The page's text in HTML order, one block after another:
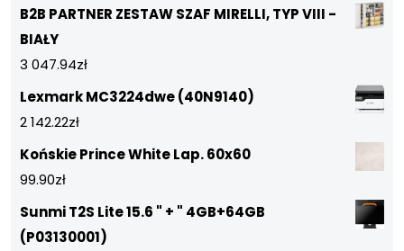
B2B PARTNER ZESTAW SZAF MIRELLI, TYP VIII -
BIAŁY
3 047.94zł
Lexmark MC3224dwe (40N9140)
2 142.22zł
Końskie Prince White Lap. 60x60
99.90zł
Sunmi T2S Lite 15.6 " + " 4GB+64GB
(P03130001)